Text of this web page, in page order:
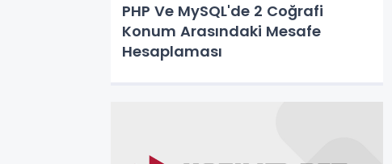
PHP Ve MySQL'de 2 Coğrafi
Konum Arasındaki Mesafe
Hesaplaması